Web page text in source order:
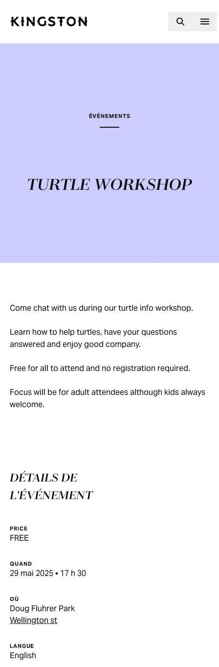
ÉVÉNEMENTS
TURTLE WORKSHOP
Come chat with us during our turtle info workshop.
Learn how to help turtles, have your questions
answered and enjoy good company.
Free for all to attend and no registration required.
Focus will be for adult attendees although kids always
welcome.
DÉTAILS DE
L'ÉVÉNEMENT
PRICE
FREE
QUAND
29 mai 2025 • 17 h 30
OÙ
Doug Fluhrer Park
Wellington st
LANGUE
English